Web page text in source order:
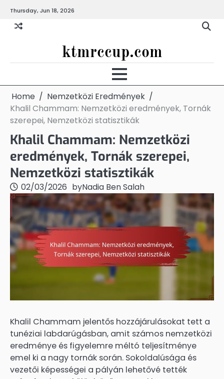
content
Thursday, Jun 18, 2026
ktmrccup.com
Home
Nemzetközi Eredmények
Khalil Chammam: Nemzetközi eredmények, Tornák
szerepei, Nemzetközi statisztikák
Khalil Chammam: Nemzetközi
eredmények, Tornák szerepei,
Nemzetközi statisztikák
02/03/2026 byNadia Ben Salah
Khalil Chammam jelentős hozzájárulásokat tett a
tunéziai labdarúgásban, amit számos nemzetközi
eredménye és figyelemre méltó teljesítménye
emel ki a nagy tornák során. Sokoldalúsága és
vezetői képességei a pályán lehetővé tették